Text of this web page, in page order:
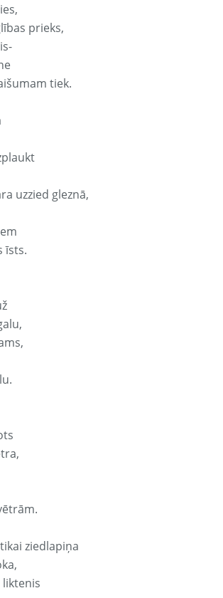
prieks,
tiek.
uzzied gleznā,
īsts.
ziedlapiņa
liktenis